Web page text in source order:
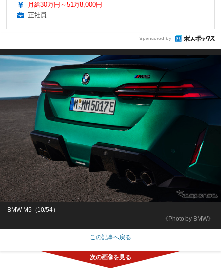
月給30万円～51万8,000円
正社員
Sponsored by
《Photo by BMW》
BMW M5（10/54）
この記事へ戻る